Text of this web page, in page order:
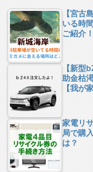
【宮古
いる時
ご紹介！
【新型
助金枯
【我が
家電リ
局で購
は？